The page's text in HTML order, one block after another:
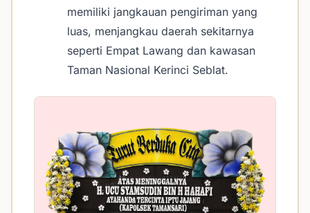
memiliki jangkauan pengiriman yang
luas, menjangkau daerah sekitarnya
seperti Empat Lawang dan kawasan
Taman Nasional Kerinci Seblat.